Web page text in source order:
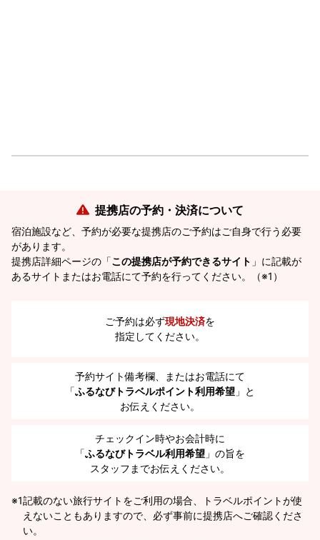
提携店の予約・決済について
宿泊施設など、予約が必要な提携店のご予約はご自身で行う必要
があります。
提携店詳細ページの「この提携店が予約できるサイト 」に記載が
あるサイトまたはお電話にて予約を行ってください。（※1）
ご予約は必ず現地決済を
指定してください。
予約サイト備考欄、またはお電話にて
「ふるなびトラベルポイント利用希望 」と
お伝えください。
チェックイン時やお会計時に
「ふるなびトラベル利用希望 」の旨を
スタッフまでお伝えください。
※1記載のない旅行サイトをご利用の場合、トラベルポイントが使
えないこともありますので、必ず事前に提携店へご確認くださ
い。